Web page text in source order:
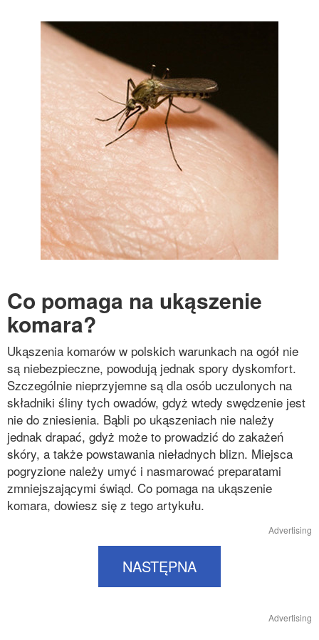
Co pomaga na ukąszenie
komara?
Ukąszenia komarów w polskich warunkach na ogół nie
są niebezpieczne, powodują jednak spory dyskomfort.
Szczególnie nieprzyjemne są dla osób uczulonych na
składniki śliny tych owadów, gdyż wtedy swędzenie jest
nie do zniesienia. Bąbli po ukąszeniach nie należy
jednak drapać, gdyż może to prowadzić do zakażeń
skóry, a także powstawania nieładnych blizn. Miejsca
pogryzione należy umyć i nasmarować preparatami
zmniejszającymi świąd. Co pomaga na ukąszenie
komara, dowiesz się z tego artykułu.
Advertising
NASTĘPNA
Advertising